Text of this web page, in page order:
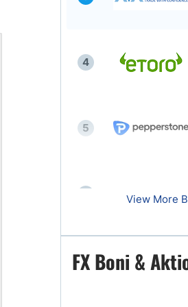
4
5
7
View More
FX Boni &